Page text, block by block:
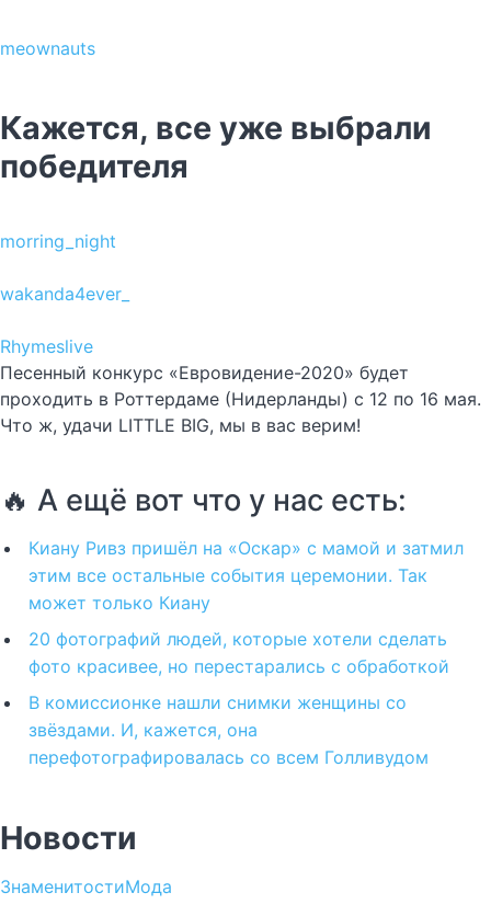
meownauts
Кажется, все уже выбрали
победителя
morring_night
wakanda4ever_
Rhymeslive
Песенный конкурс «Евровидение-2020» будет
проходить в Роттердаме (Нидерланды) с 12 по 16 мая.
Что ж, удачи LITTLE BIG, мы в вас верим!
🔥 А ещё вот что у нас есть:
Киану Ривз пришёл на «Оскар» с мамой и затмил
этим все остальные события церемонии. Так
может только Киану
20 фотографий людей, которые хотели сделать
фото красивее, но перестарались с обработкой
В комиссионке нашли снимки женщины со
звёздами. И, кажется, она
перефотографировалась со всем Голливудом
Новости
ЗнаменитостиМода